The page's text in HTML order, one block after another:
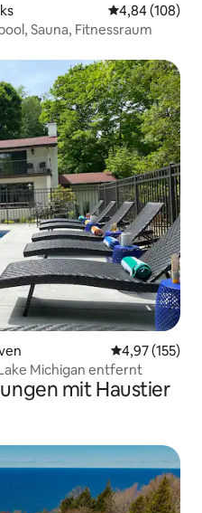
4,84 (108)
Sauna, Fitnessraum
4,97 (155)
Michigan entfernt
mit Haustier